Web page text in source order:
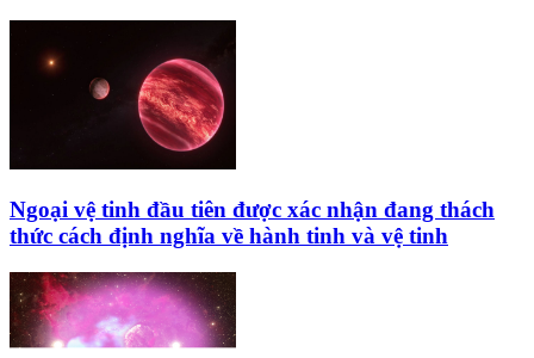
Ngoại vệ tinh đầu tiên được xác nhận đang thách
thức cách định nghĩa về hành tinh và vệ tinh